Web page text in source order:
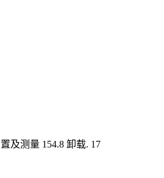
及测量 154.8 卸载. 17